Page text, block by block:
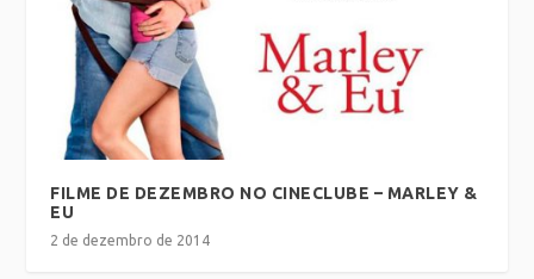
FILME DE DEZEMBRO NO CINECLUBE – MARLEY &
EU
2 de dezembro de 2014